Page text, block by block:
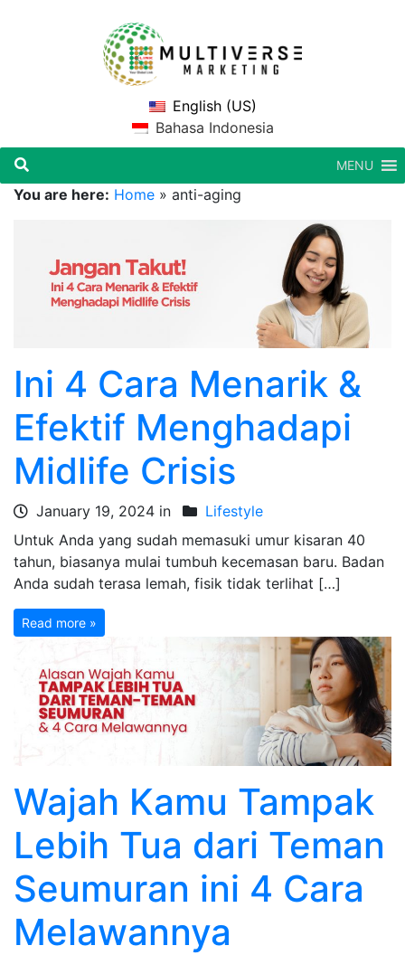
English (US)
Bahasa Indonesia
MENU
You are here: Home » anti-aging
Ini 4 Cara Menarik &
Efektif Menghadapi
Midlife Crisis
January 19, 2024 in
Lifestyle
Untuk Anda yang sudah memasuki umur kisaran 40
tahun, biasanya mulai tumbuh kecemasan baru. Badan
Anda sudah terasa lemah, fisik tidak terlihat […]
Read more »
Wajah Kamu Tampak
Lebih Tua dari Teman
Seumuran ini 4 Cara
Melawannya